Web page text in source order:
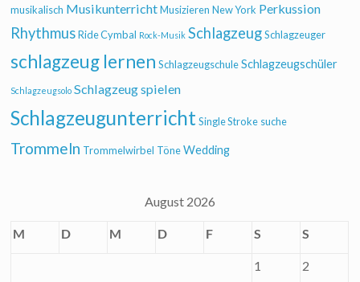
musikalisch Musikunterricht Musizieren New York Perkussion
Rhythmus Ride Cymbal Rock-Musik Schlagzeug Schlagzeuger
schlagzeug lernen Schlagzeugschule Schlagzeugschüler
Schlagzeugsolo Schlagzeug spielen
Schlagzeugunterricht Single Stroke suche
Trommeln Trommelwirbel Töne Wedding
August 2026
M D M D F S S
1 2